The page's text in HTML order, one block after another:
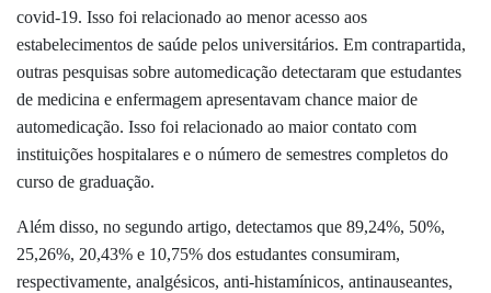
covid-19. Isso foi relacionado ao menor acesso aos
estabelecimentos de saúde pelos universitários. Em contrapartida,
outras pesquisas sobre automedicação detectaram que estudantes
de medicina e enfermagem apresentavam chance maior de
automedicação. Isso foi relacionado ao maior contato com
instituições hospitalares e o número de semestres completos do
curso de graduação.
Além disso, no segundo artigo, detectamos que 89,24%, 50%,
25,26%, 20,43% e 10,75% dos estudantes consumiram,
respectivamente, analgésicos, anti-histamínicos, antinauseantes,